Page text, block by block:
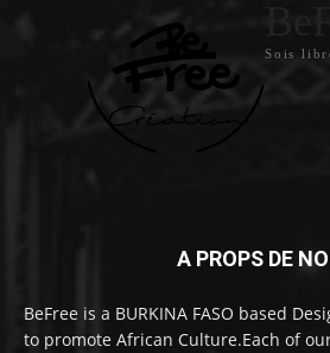
Sois
A PROPS DE
BeFree is a BURKINA FASO based
to promote African Culture.Each of